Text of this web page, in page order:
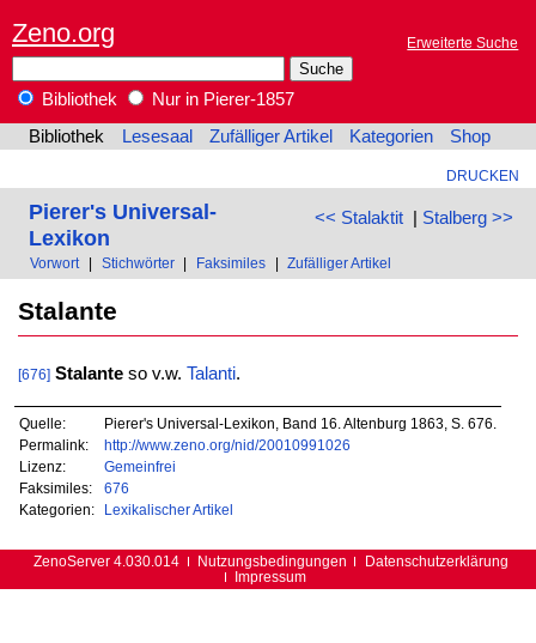
Zeno.org Erweiterte Suche
Bibliothek
Nur in Pierer-1857
Bibliothek
Lesesaal Zufälliger Artikel Kategorien Shop
DRUCKEN
<< Stalaktit| Stalberg >>
Pierer's Universal-
Lexikon
Vorwort Stichwörter Faksimiles Zufälliger Artikel
Stalante
[676] Stalanteso v.w. Talanti.
Quelle:
Pierer's Universal-Lexikon, Band 16. Altenburg 1863, S. 676.
Permalink:
http://www.zeno.org/nid/20010991026
Lizenz:
Gemeinfrei
Faksimiles:
676
Kategorien:
Lexikalischer Artikel
ZenoServer 4.030.014 Nutzungsbedingungen
Datenschutzerklärung
Impressum